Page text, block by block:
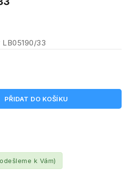
33
PŘIDAT DO KOŠÍKU
k Vám)